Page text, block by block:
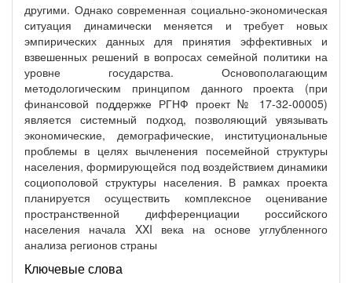
другими. Однако современная социально-экономическая
ситуация динамически меняется и требует новых
эмпирических данных для принятия эффективных и
взвешенных решений в вопросах семейной политики на
уровне государства. Основополагающим
методологическим принципом данного проекта (при
финансовой поддержке РГНФ проект № 17-32-00005)
является системный подход, позволяющий увязывать
экономические, демографические, институциональные
проблемы в целях вычленения посемейной структуры
населения, формирующейся под воздействием динамики
социополовой структуры населения. В рамках проекта
планируется осуществить комплексное оценивание
пространственной дифференциации российского
населения начала XXI века на основе углубленного
анализа регионов страны
Ключевые слова